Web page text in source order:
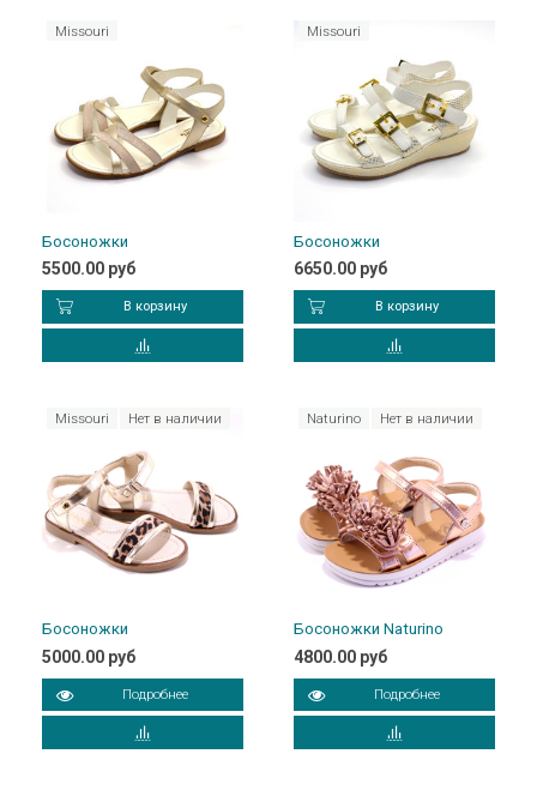
Missouri
Босоножки
5500.00 руб
В корзину
Missouri
Босоножки
6650.00 руб
В корзину
Missouri Нет в наличии
Босоножки
5000.00 руб
Подробнее
Naturino Нет в наличии
Босоножки Naturino
4800.00 руб
Подробнее